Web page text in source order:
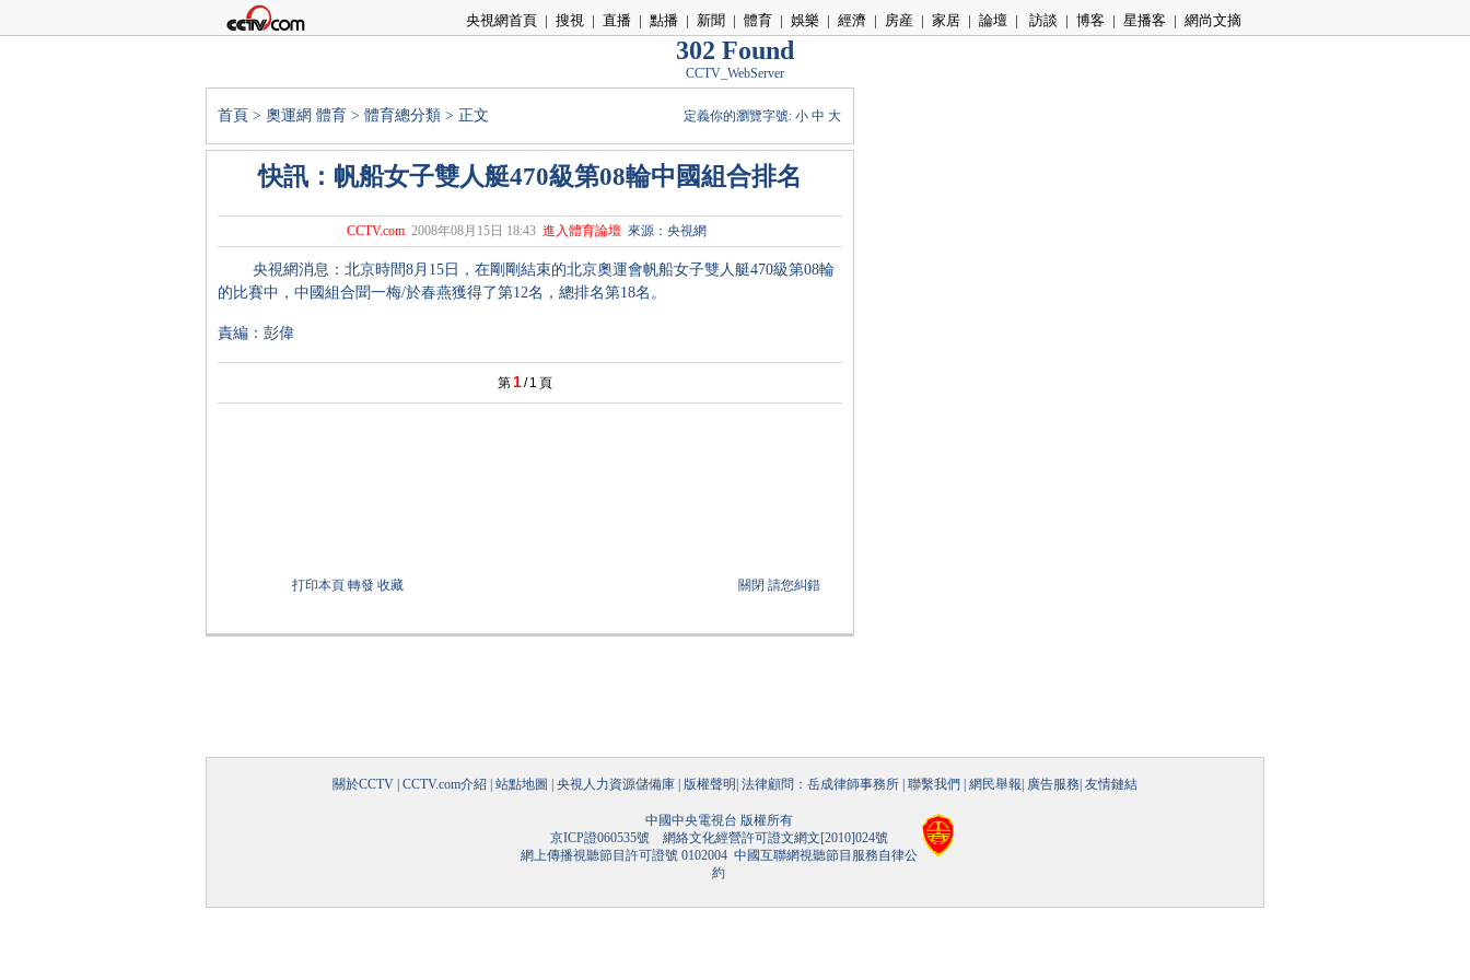
央視網首頁 | 搜視 | 直播 | 點播 | 新聞 | 體育 | 娛樂 | 經濟 | 房産 | 家居 | 論壇 | 訪談 | 博客 | 星播客 | 網尚文摘
302 Found
CCTV_WebServer
首頁 > 奧運網 體育 > 體育總分類 > 正文 定義你的瀏覽字號: 小 中 大
快訊：帆船女子雙人艇470級第08輪中國組合排名
CCTV.com 2008年08月15日 18:43 進入體育論壇 來源：央視網
央視網消息：北京時間8月15日，在剛剛結束的北京奧運會帆船女子雙人艇470級第08輪
的比賽中，中國組合聞一梅/於春燕獲得了第12名，總排名第18名。
責編：彭偉
第 1/ 1 頁
打印本頁 轉發 收藏 關閉 請您糾錯
關於CCTV CCTV.com介紹 站點地圖 央視人力資源儲備庫 版權聲明 法律顧問：岳成律師事務所 聯繫我們 網民舉報 廣告服務 友情鏈結
中國中央電視台 版權所有
京ICP證060535號網絡文化經營許可證文網文[2010]024號
網上傳播視聽節目許可證號 0102004 中國互聯網視聽節目服務自律公
約